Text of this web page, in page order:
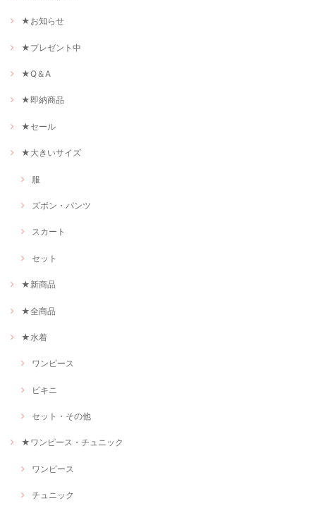
★お知らせ
★プレゼント中
★Q＆A
★即納商品
★セール
★大きいサイズ
服
ズボン・パンツ
スカート
セット
★新商品
★全商品
★水着
ワンピース
ビキニ
セット・その他
★ワンピース・チュニック
ワンピース
チュニック